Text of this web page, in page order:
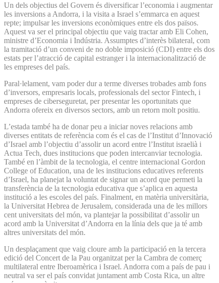
Un dels objectius del Govern és diversificar l’economia i augmentar
les inversions a Andorra, i la visita a Israel s’emmarca en aquest
repte; impulsar les inversions econòmiques entre els dos països.
Aquest va ser el principal objectiu que vaig tractar amb Eli Cohen,
ministre d’Economia i Indústria. Assumptes d’interès bilateral, com
la tramitació d’un conveni de no doble imposició (CDI) entre els dos
estats per l’atracció de capital estranger i la internacionalització de
les empreses del país.
Paral·lelament, vam poder dur a terme diverses trobades amb fons
d’inversors, empresaris locals, professionals del sector Fintech, i
empreses de ciberseguretat, per presentar les oportunitats que
Andorra ofereix en diversos sectors, amb un retorn molt positiu.
L’estada també ha de donar peu a iniciar noves relacions amb
diverses entitats de referència com és el cas de l’Institut d’Innovació
d’Israel amb l’objectiu d’assolir un acord entre l’Institut israelià i
Actua Tech, dues institucions que poden intercanviar tecnologia.
També en l’àmbit de la tecnologia, el centre internacional Gordon
College of Education, una de les institucions educatives referents
d’Israel, ha planejat la voluntat de signar un acord que permeti la
transferència de la tecnologia educativa que s’aplica en aquesta
institució a les escoles del país. Finalment, en matèria universitària,
la Universitat Hebrea de Jerusalem, considerada una de les millors
cent universitats del món, va plantejar la possibilitat d’assolir un
acord amb la Universitat d’Andorra en la línia dels que ja té amb
altres universitats del món.
Un desplaçament que vaig cloure amb la participació en la tercera
edició del Concert de la Pau organitzat per la Cambra de comerç
multilateral entre Iberoamèrica i Israel. Andorra com a país de pau i
neutral va ser el país convidat juntament amb Costa Rica, un altre